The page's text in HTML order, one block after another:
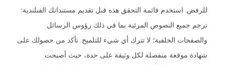
للرفض. استخدم قائمة التحقق هذه قبل تقديم مستنداتك الفنلندية:
ترجم جميع النصوص المرئية بما في ذلك رؤوس الرسائل
والصفحات الخلفية؛ لا تترك أي شيء للتلميح. تأكد من حصولك على
شهادة موقعة منفصلة لكل وثيقة على حدة، حيث أصبحت